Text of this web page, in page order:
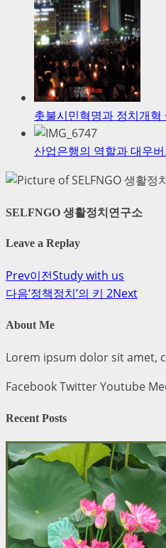
촛불시민혁명과 정치개혁
산업은행의 역할과 대우
SELFNGO 생활정치연구소
Leave a Replay
Prev이전Study with us
다음‘정책정치’의 키 2Next
About Me
Lorem ipsum dolor sit amet,
FacebookTwitterYoutube
Recent Posts